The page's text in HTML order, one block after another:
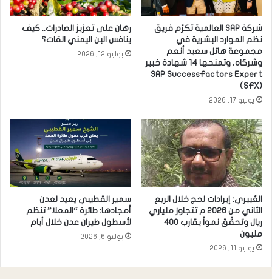
شركة SAP العالمية تكرّم فريق
نظم الموارد البشرية في
مجموعة هائل سعيد أنعم
وشركاه، وتمنحها 14 شهادة خبير
SAP SuccessFactors Expert
(SFX)
يوليو 17, 2026
رهان على تعزيز الصادرات.. كيف
ينافس البن اليمني القات؟
يوليو 12, 2026
العُييري: إيرادات لحج خلال الربع
الثاني من 2026 م تتجاوز ملياري
ريال وتحقِّق نمواً يقارب 400
مليون
يوليو 11, 2026
سمير القطيبي يعيد لعدن
أمجادها: طائرة “المعلا” تنظم
لأسطول طيران عدن خلال أيام
يوليو 6, 2026